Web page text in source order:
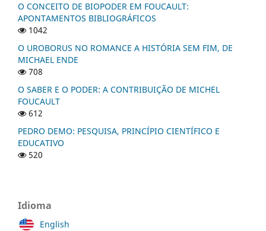
O CONCEITO DE BIOPODER EM FOUCAULT:
APONTAMENTOS BIBLIOGRÁFICOS
1042
O UROBORUS NO ROMANCE A HISTÓRIA SEM FIM, DE
MICHAEL ENDE
708
O SABER E O PODER: A CONTRIBUIÇÃO DE MICHEL
FOUCAULT
612
PEDRO DEMO: PESQUISA, PRINCÍPIO CIENTÍFICO E
EDUCATIVO
520
Idioma
English